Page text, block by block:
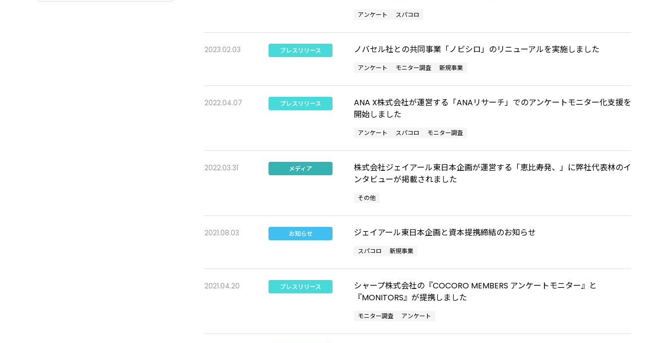
アンケート スパコロ
2023.02.03 プレスリリース ノバセル社との共同事業「ノビシロ」のリニューアルを実施しました
アンケート モニター調査 新規事業
2022.04.07 プレスリリース
ANA X株式会社が運営する「ANAリサーチ」でのアンケートモニター化支援を
開始しました
アンケート スパコロ モニター調査
2022.03.31 メディア
株式会社ジェイアール東日本企画が運営する「恵比寿発、」に弊社代表林のイ
ンタビューが掲載されました
その他
2021.08.03 お知らせ ジェイアール東日本企画と資本提携締結のお知らせ
スパコロ 新規事業
2021.04.20 プレスリリース
シャープ株式会社の『COCORO MEMBERS アンケートモニター』と
『MONITORS』が提携しました
モニター調査 アンケート